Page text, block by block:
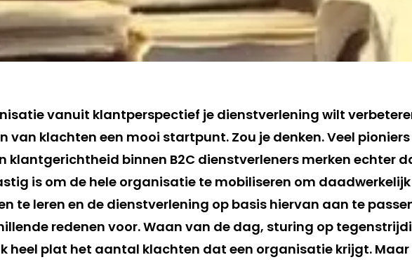
vanuit klantperspectief je dienstverlening wilt
van klachten een mooi startpunt. Zou je denken. Veel
klantgerichtheid binnen B2C dienstverleners merken echter
is om de hele organisatie te mobiliseren om daadwerkelijk
te leren en de dienstverlening op basis hiervan aan te
redenen voor. Waan van de dag, sturing op
heel plat het aantal klachten dat een organisatie krijgt. Maar